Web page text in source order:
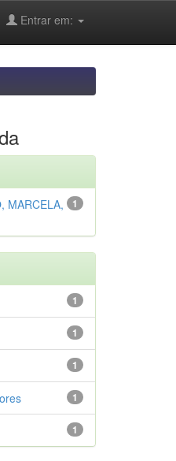
Entrar em:
1
MARCELA,
1
1
1
1
1